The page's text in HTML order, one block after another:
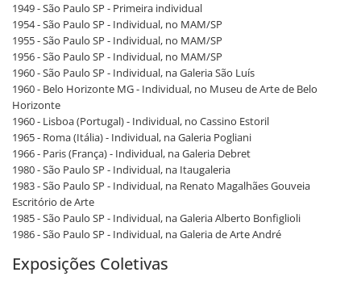
1949 - São Paulo SP - Primeira individual
1954 - São Paulo SP - Individual, no MAM/SP
1955 - São Paulo SP - Individual, no MAM/SP
1956 - São Paulo SP - Individual, no MAM/SP
1960 - São Paulo SP - Individual, na Galeria São Luís
1960 - Belo Horizonte MG - Individual, no Museu de Arte de Belo
Horizonte
1960 - Lisboa (Portugal) - Individual, no Cassino Estoril
1965 - Roma (Itália) - Individual, na Galeria Pogliani
1966 - Paris (França) - Individual, na Galeria Debret
1980 - São Paulo SP - Individual, na Itaugaleria
1983 - São Paulo SP - Individual, na Renato Magalhães Gouveia
Escritório de Arte
1985 - São Paulo SP - Individual, na Galeria Alberto Bonfiglioli
1986 - São Paulo SP - Individual, na Galeria de Arte André
Exposições Coletivas